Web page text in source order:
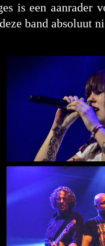
is een aanrader
band absoluut